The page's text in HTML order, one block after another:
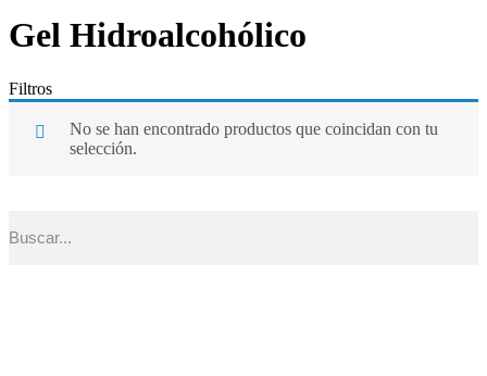
Gel Hidroalcohólico
Filtros
No se han encontrado productos que coincidan con tu
selección.